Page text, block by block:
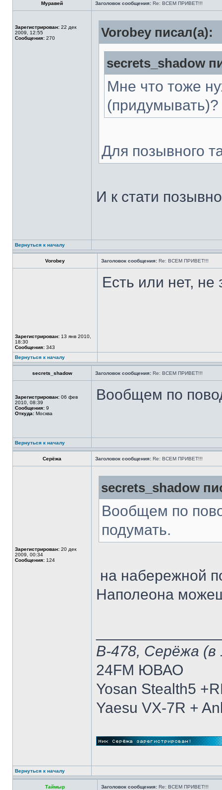
Муравей Заголовок сообщения: Re: ВСЕМ ПРИВЕТ!!!
Зарегистрирован: 22 дек
2009, 12:55
Сообщения: 270 Vorobey писал(а):
secrets_shadow
Мне что тоже
(придумывать)?
Для позывного
И к стати
Вернуться к началу
Vorobey Заголовок сообщения: Re: ВСЕМ ПРИВЕТ!!!
Зарегистрирован: 13 янв 2010,
18:30
Сообщения: 343
Есть или нет,
Вернуться к началу
secrets_shadow Заголовок сообщения: Re: ВСЕМ ПРИВЕТ!!!
Зарегистрирован: 06 фев
2010, 08:39
Сообщения: 9
Откуда: Москва
Вообщем по
Вернуться к началу
Серёжа Заголовок сообщения: Re: ВСЕМ ПРИВЕТ!!!
Зарегистрирован: 20 дек
2009, 00:34
Сообщения: 124
secrets_shadow
Вообщем по
подумать.
на набережной
Наполеона
В-478, Серёжа (в
24FM ЮВАО
Yosan Stealth5
Yaesu VX-7R +
Вернуться к началу
Таймыр Заголовок сообщения: Re: ВСЕМ ПРИВЕТ!!!